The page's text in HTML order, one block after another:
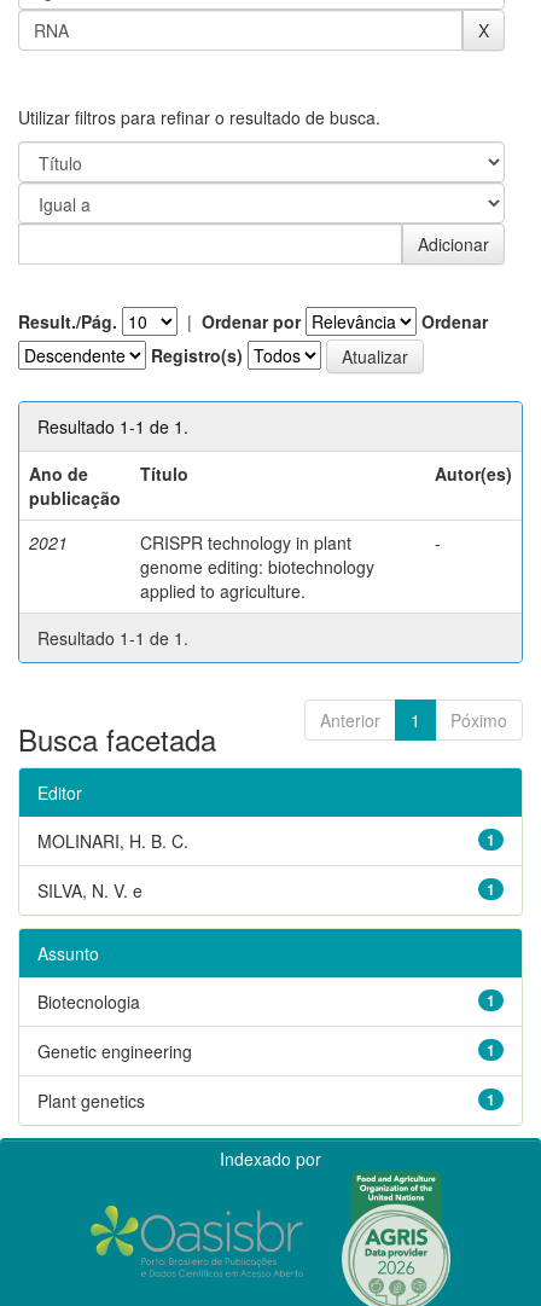
Utilizar filtros para refinar o resultado de busca.
Result./Pág. | Ordenar por
Ordenar
Registro(s)
Resultado 1-1 de 1.
Ano de
publicação
Título Autor(es)
2021
CRISPR technology in plant
genome editing: biotechnology
applied to agriculture.
-
Resultado 1-1 de 1.
Anterior 1 Póximo
Busca facetada
Editor
1
MOLINARI, H. B. C.
1
SILVA, N. V. e
Assunto
1
Biotecnologia
1
Genetic engineering
1
Plant genetics
Indexado por